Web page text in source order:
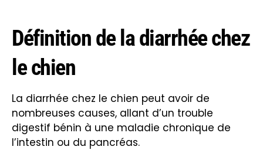
Définition de la diarrhée chez
le chien
La diarrhée chez le chien peut avoir de
nombreuses causes, allant d’un trouble
digestif bénin à une maladie chronique de
l’intestin ou du pancréas.